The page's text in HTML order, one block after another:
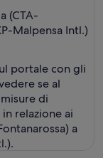
(CTA-
Malpensa Intl.)
portale con gli
se al
di
relazione ai
a